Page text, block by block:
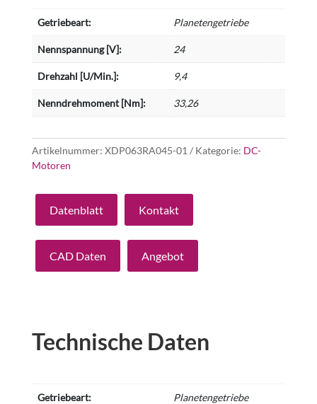
Getriebeart: Planetengetriebe
Nennspannung [V]: 24
Drehzahl [U/Min.]: 9,4
Nenndrehmoment [Nm]: 33,26
Artikelnummer: XDP063RA045-01 Kategorie: DC-
Motoren
Datenblatt Kontakt
CAD Daten Angebot
Technische Daten
Getriebeart: Planetengetriebe